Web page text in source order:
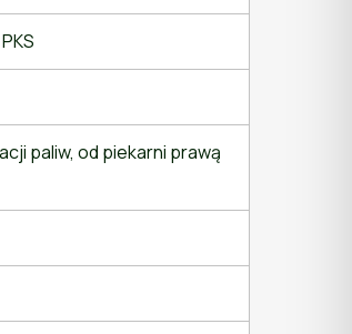
paliw, od piekarni prawą